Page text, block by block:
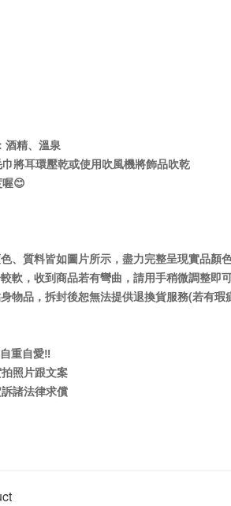
酒精、溫泉
將耳環壓乾或使用吹風機將飾品吹乾
😊
、質料皆如圖片所示，盡力完整呈現實品顏
軟，收到商品若有彎曲，請用手稍微調整即
物品，拆封後恕無法提供退換貨服務(若有
重自愛‼️
照片跟文案
諸法律求償